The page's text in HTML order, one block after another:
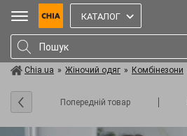
КАТАЛОГ
Chia.ua » Жіночий одяг » Комбінезони
Попередній товар